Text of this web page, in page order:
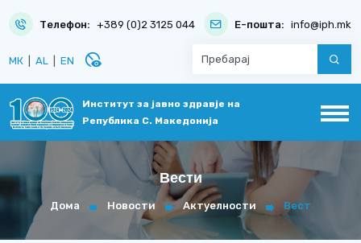
Телефон: +389 (0)2 3125 044 Е-пошта: info@iph.mk
МК AL EN disabled_visible
Институт за јавно здравје на
Република С. Македонија
Вести
Дома Новости Актуелности Вест